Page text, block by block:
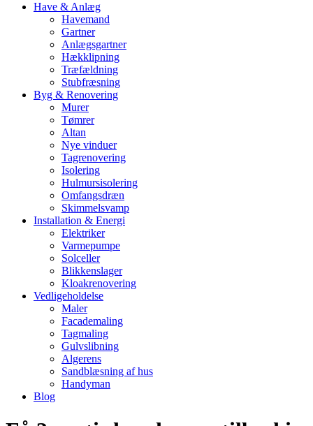
Have & Anlæg
Havemand
Gartner
Anlægsgartner
Hækklipning
Træfældning
Stubfræsning
Byg & Renovering
Murer
Tømrer
Altan
Nye vinduer
Tagrenovering
Isolering
Hulmursisolering
Omfangsdræn
Skimmelsvamp
Installation & Energi
Elektriker
Varmepumpe
Solceller
Blikkenslager
Kloakrenovering
Vedligeholdelse
Maler
Facademaling
Tagmaling
Gulvslibning
Algerens
Sandblæsning af hus
Handyman
Blog